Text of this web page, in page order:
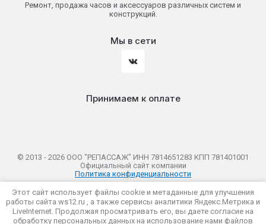
Этот сайт использует файлы cookie и метаданные для улучшения
работы сайта ws12.ru , а также сервисы аналитики Яндекс.Метрика и
LiveInternet. Продолжая просматривать его, вы даете согласие на
обработку персональных данных на использование нами файлов
Ремонт, продажа часов и аксессуаров различных систем и
конструкций.
Мы в сети
Принимаем к оплате
© 2013 - 2026 ООО "РЕПАССАЖ" ИНН 7814651283 КПП 781401001
Официальный сайт компании
Политика конфиденциальности